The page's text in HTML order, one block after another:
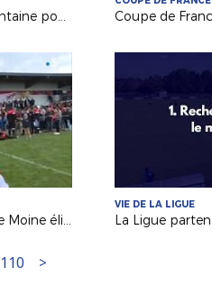
Un week-end étoilé à Clairefontaine pour nos bénévoles
Coupe de France : le FC Val de Moine éliminé mais fier de son parcours !
VIE DE LA LIGUE
110 >